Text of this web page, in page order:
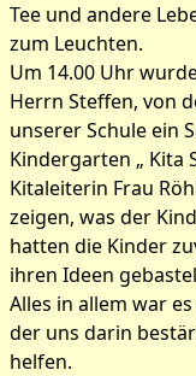
Tee und andere
zum Leuchten.
Um 14.00 Uhr
Herrn Steffen, von
unserer Schule ein
Kindergarten „ Kita
Kitaleiterin Frau
zeigen, was der
hatten die Kinder
ihren Ideen
Alles in allem war
der uns darin
helfen.